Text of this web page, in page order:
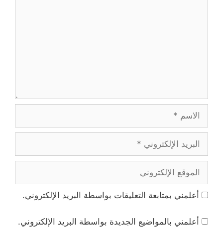
الإلكتروني
الإلكتروني
أعلمني بمتابعة التعليقات بواسطة البريد الإلكتروني.
أعلمني بالمواضيع الجديدة بواسطة البريد الإلكتروني.